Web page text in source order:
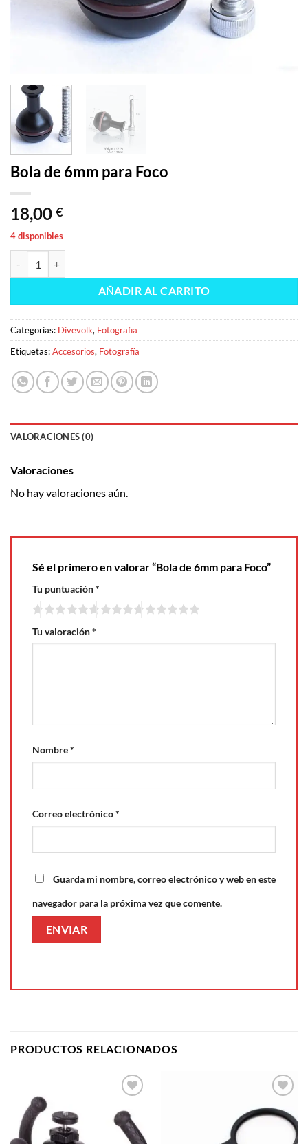
Bola de 6mm para Foco
18,00 €
4 disponibles
AÑADIR AL CARRITO
Categorías: Divevolk, Fotografia
Etiquetas:Accesorios, Fotografía
VALORACIONES (0)
Valoraciones
No hay valoraciones aún.
Sé el primero en valorar “Bola de 6mm para Foco”
Tu puntuación*
Tu valoración*
Nombre*
Correo electrónico*
Guarda mi nombre, correo electrónico y web en este
navegador para la próxima vez que comente.
PRODUCTOS RELACIONADOS
a la
lista de
deseos
Añadir
a la
lista de